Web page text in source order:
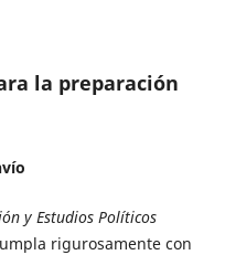
la preparación
y Estudios Políticos
rigurosamente con